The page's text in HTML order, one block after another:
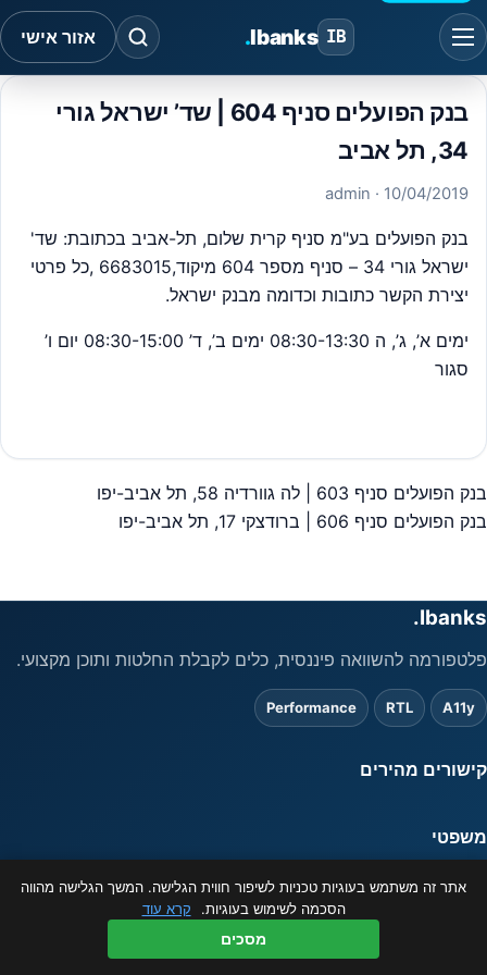
IB
Ibanks
. אזור אישי
בנק הפועלים סניף 604 | שד’ ישראל גורי
34, תל אביב
10/04/2019
· admin
בנק הפועלים בע"מ סניף קרית שלום, תל-אביב בכתובת: שד'
ישראל גורי 34 – סניף מספר 604 מיקוד,6683015 ,כל פרטי
יצירת הקשר כתובות וכדומה מבנק ישראל.
ימים א’, ג’, ה 08:30-13:30 ימים ב’, ד’ 08:30-15:00 יום ו’
סגור
ניווט
בנק הפועלים סניף 603 | לה גוורדיה 58, תל אביב-יפו
בנק הפועלים סניף 606 | ברודצקי 17, תל אביב-יפו
Ibanks.
פלטפורמה להשוואה פיננסית, כלים לקבלת החלטות ותוכן מקצועי.
A11y
RTL
Performance
קישורים מהירים
משפטי
© 2026 ibanks.co.il
אתר זה משתמש בעוגיות טכניות לשיפור חווית הגלישה. המשך הגלישה מהווה
הסכמה לשימוש בעוגיות.
קרא עוד
מסכים